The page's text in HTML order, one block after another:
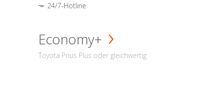
24/7-Hotline
Economy+
Toyota Prius Plus oder gleichwertig